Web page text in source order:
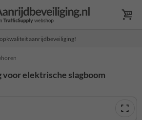
aanrijdbeveiliging!
elektrische slagboom